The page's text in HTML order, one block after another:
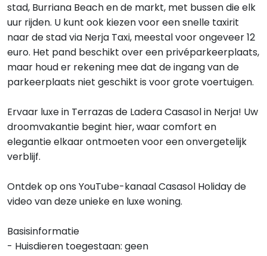
stad, Burriana Beach en de markt, met bussen die elk
uur rijden. U kunt ook kiezen voor een snelle taxirit
naar de stad via Nerja Taxi, meestal voor ongeveer 12
euro. Het pand beschikt over een privéparkeerplaats,
maar houd er rekening mee dat de ingang van de
parkeerplaats niet geschikt is voor grote voertuigen.
Ervaar luxe in Terrazas de Ladera Casasol in Nerja! Uw
droomvakantie begint hier, waar comfort en
elegantie elkaar ontmoeten voor een onvergetelijk
verblijf.
Ontdek op ons YouTube-kanaal Casasol Holiday de
video van deze unieke en luxe woning.
Basisinformatie
- Huisdieren toegestaan: geen